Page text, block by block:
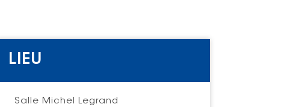
LIEU
Salle Michel Legrand